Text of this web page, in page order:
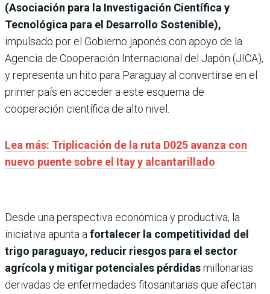
(Asociación para la Investigación Científica y
Tecnológica para el Desarrollo Sostenible),
impulsado por el Gobierno japonés con apoyo de la
Agencia de Cooperación Internacional del Japón (JICA),
y representa un hito para Paraguay al convertirse en el
primer país en acceder a este esquema de
cooperación científica de alto nivel.
Lea más: Triplicación de la ruta D025 avanza con
nuevo puente sobre el Itay y alcantarillado
Desde una perspectiva económica y productiva, la
iniciativa apunta a fortalecer la competitividad del
trigo paraguayo, reducir riesgos para el sector
agrícola y mitigar potenciales pérdidasmillonarias
derivadas de enfermedades fitosanitarias que afectan